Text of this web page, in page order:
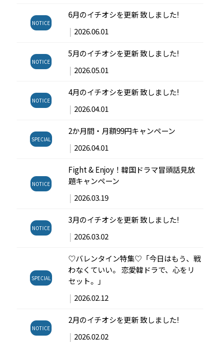
NOTICE
6月のイチオシを更新 致しました!
| 2026.06.01
NOTICE
5月のイチオシを更新 致しました!
| 2026.05.01
NOTICE
4月のイチオシを更新 致しました!
| 2026.04.01
SPECIAL
2か月間・月額99円キャンペーン
| 2026.04.01
NOTICE
Fight & Enjoy！韓国ドラマ冒頭話見放
題キャンペーン
| 2026.03.19
NOTICE
3月のイチオシを更新 致しました!
| 2026.03.02
SPECIAL
♡バレンタイン特集♡「今日はもう、戦
わなくていい。 恋愛韓ドラで、心をリ
セット。」
| 2026.02.12
NOTICE
2月のイチオシを更新 致しました!
| 2026.02.02